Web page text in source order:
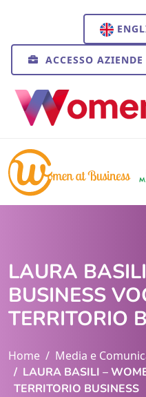
ACCESSO AZIENDE
LAURA
BUSINESS
TERRITORIO
Home Media e
LAURA BASILI –
TERRITORIO BUSINESS